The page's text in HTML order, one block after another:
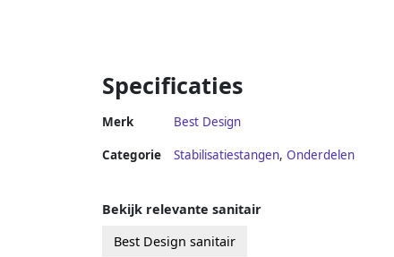
Specificaties
Merk Best Design
Categorie Stabilisatiestangen, Onderdelen
Bekijk relevante sanitair
Best Design sanitair